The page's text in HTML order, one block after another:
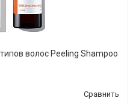
волос Peeling Shampoo
Сравнить